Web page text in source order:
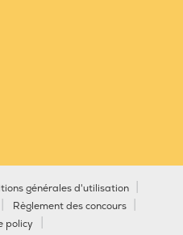
générales d'utilisation
Règlement des concours
policy